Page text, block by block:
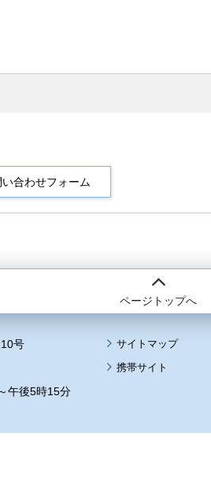
ページトップへ
号
午後5時15分
サイトマップ
携帯サイト